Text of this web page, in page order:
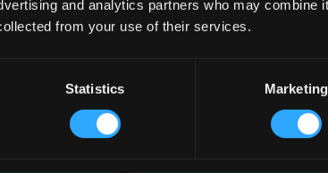
and analytics partners who may combine
from your use of their services.
Statistics Marketing